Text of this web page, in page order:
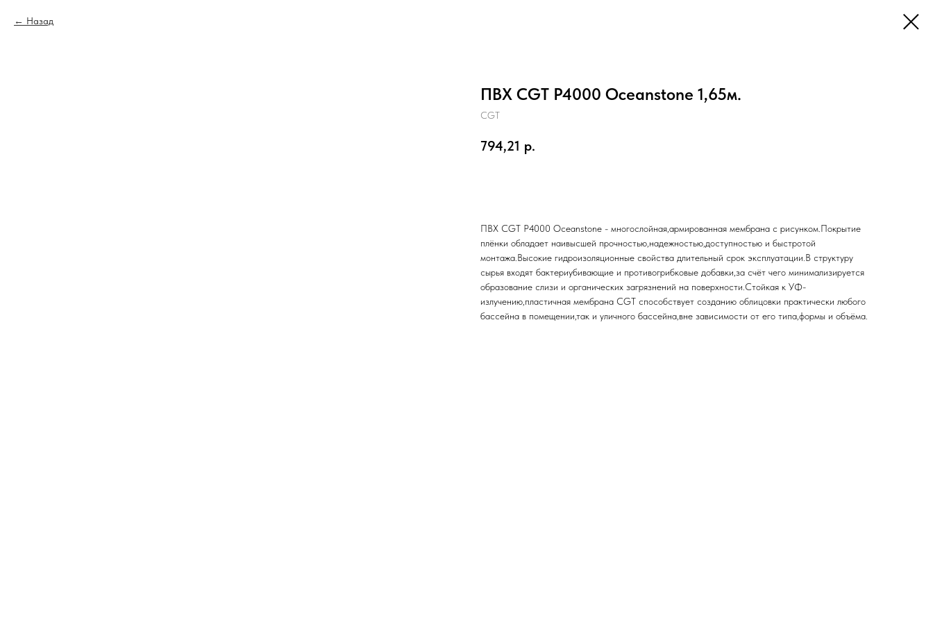
Назад
ПВХ CGT P4000 Oceanstone 1,65м.
CGT
794,21 р.
ПВХ CGT P4000 Oceanstone - многослойная,армированная мембрана с рисунком.Покрытие
плёнки обладает наивысшей прочностью,надежностью,доступностью и быстротой
монтажа.Высокие гидроизоляционные свойства длительный срок эксплуатации.В структуру
сырья входят бактериубивающие и противогрибковые добавки,за счёт чего минимализируется
образование слизи и органических загрязнений на поверхности.Стойкая к УФ-
излучению,пластичная мембрана CGT способствует созданию облицовки практически любого
бассейна в помещении,так и уличного бассейна,вне зависимости от его типа,формы и объёма.